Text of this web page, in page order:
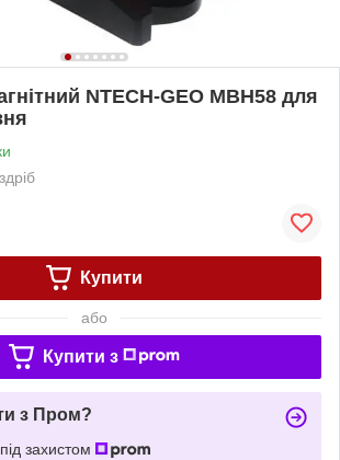
NTECH-GEO МBH58 для
Купити
або
Купити з
з Пром?
захистом